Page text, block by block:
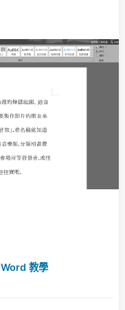
Word 教學